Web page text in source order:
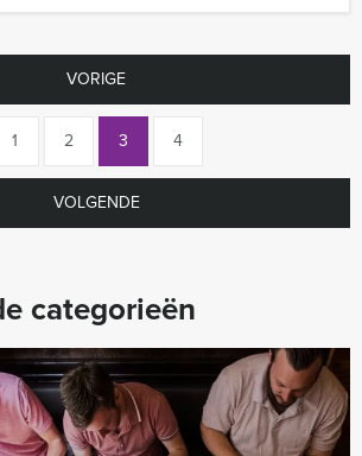
VORIGE
1 2 3 4
VOLGENDE
categorieën